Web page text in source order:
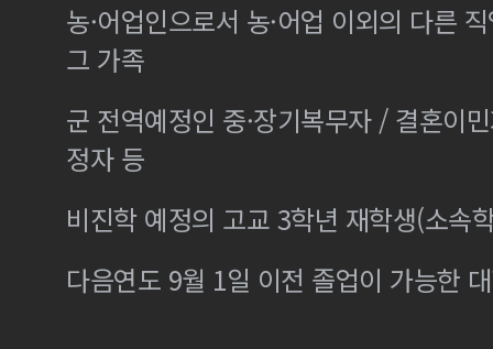
농·어업인으로서 농·어업 이외의 다른
그 가족
군 전역예정인 중·장기복무자 / 결혼이
정자 등
비진학 예정의 고교 3학년 재학생(소속
다음연도 9월 1일 이전 졸업이 가능한